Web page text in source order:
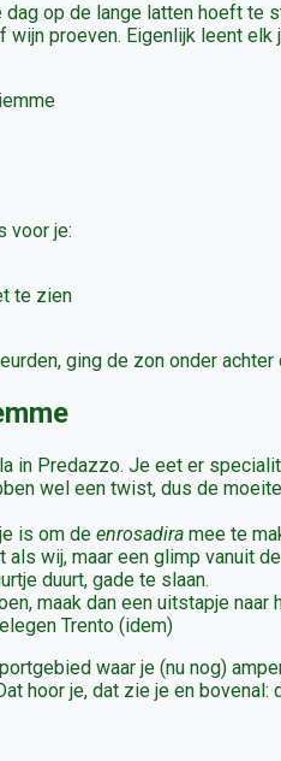
op de lange latten hoeft te
proeven. Eigenlijk leent
voor je:
te zien
ging de zon onder
in Predazzo. Je eet er
wel een twist, dus de
is om de enrosadira mee te
als wij, maar een glimp vanuit
duurt, gade te slaan.
maak dan een uitstapje
Trento (idem)
waar je (nu nog)
hoor je, dat zie je en bovenal: